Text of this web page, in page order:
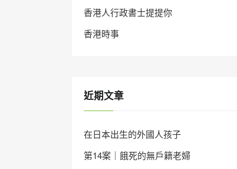
香港人行政書士提提你
香港時事
近期文章
在日本出生的外國人孩子
第14案｜餓死的無戶籍老婦